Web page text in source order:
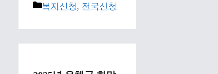
Categories
복지신청, 전국신청